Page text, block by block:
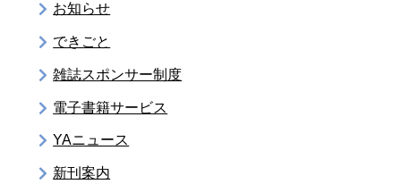
お知らせ
できごと
雑誌スポンサー制度
電子書籍サービス
YAニュース
新刊案内